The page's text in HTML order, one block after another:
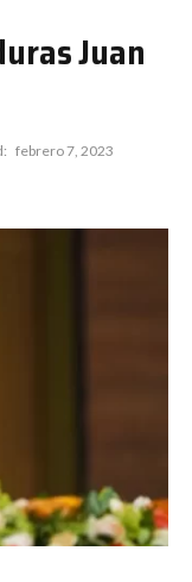
Juan
febrero 7, 2023